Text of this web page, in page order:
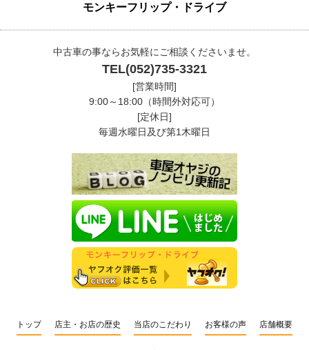
モンキーフリップ・ドライブ
中古車の事ならお気軽にご相談くださいませ。
TEL(052)735-3321
[営業時間]
9:00～18:00（時間外対応可）
[定休日]
毎週水曜日及び第1木曜日
トップ 店主・お店の歴史 当店のこだわり お客様の声 店舗概要